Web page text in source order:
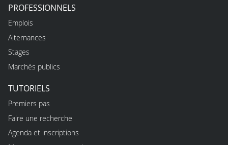
PROFESSIONNELS
Emplois
Alternances
Stages
Marchés publics
TUTORIELS
Premiers pas
Faire une recherche
Agenda et inscriptions